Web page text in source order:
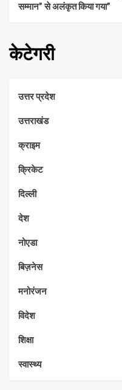
सम्मान” से अलंकृत किया गया”
केटेगरी
उत्तर प्रदेश
उत्तराखंड
क्राइम
क्रिकेट
दिल्ली
देश
नोएडा
बिज़नेस
मनोरंजन
विदेश
शिक्षा
स्वास्थ्य